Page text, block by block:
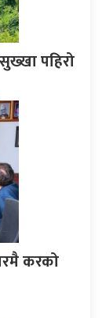
पहिरो
करको